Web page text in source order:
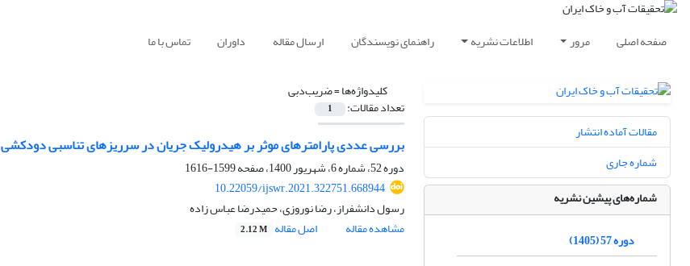
صفحه اصلی مرور اطلاعات نشریه راهنمای نویسندگان ارسال مقاله داوران تماس با ما
کلیدواژه‌ها =ضریب‌دبی
تعداد مقالات: 1
بررسی عددی پارامترهای موثر بر هیدرولیک جریان در سرریزهای تناسبی دودکشی
دوره 52، شماره 6، شهریور 1400، صفحه
1599-1616
10.22059/ijswr.2021.322751.668944
رسول دانشفراز، رضا نوروزی، حمیدرضا عباس زاده
مشاهده مقاله
اصل مقاله 2.12 M
مقالات آماده انتشار
شماره جاری
شماره‌های پیشین نشریه
دوره 57 (1405)